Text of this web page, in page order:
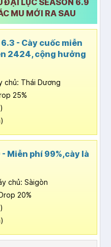
ĐẠI LỤC SEASON 6.9
MU MỚI RA SAU
- Cày cuốc miễn
2424, cộng hưởng
chủ: Thái Dương
25%
- Miễn phí 99%,cày là
chủ: Sàigòn
20%